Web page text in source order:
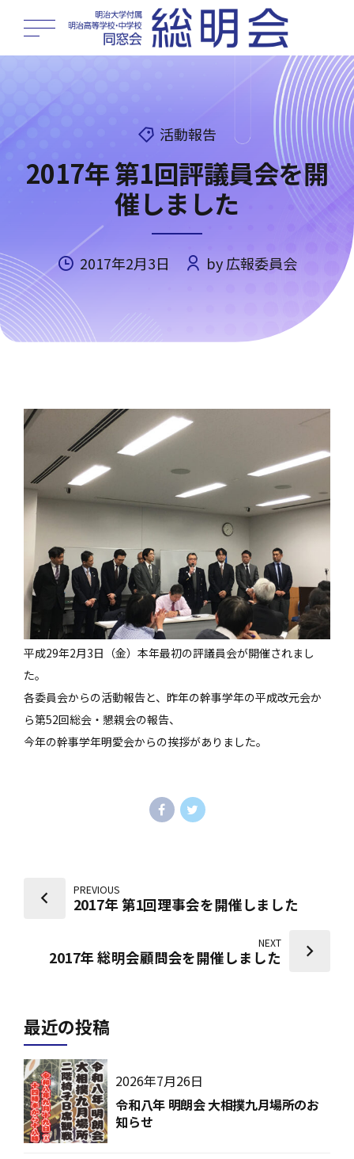
活動報告
2017年 第1回評議員会を開
催しました
2017年2月3日 by 広報委員会
平成29年2月3日（金）本年最初の評議員会が開催されまし
た。
各委員会からの活動報告と、昨年の幹事学年の平成改元会か
ら第52回総会・懇親会の報告、
今年の幹事学年明愛会からの挨拶がありました。
PREVIOUS
2017年 第1回理事会を開催しました
NEXT
2017年 総明会顧問会を開催しました
最近の投稿
2026年7月26日
令和八年 明朗会 大相撲九月場所のお
知らせ